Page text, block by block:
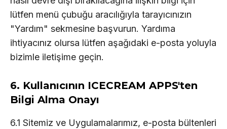
lütfen menü çubuğu aracılığıyla tarayıcınızın
"Yardım" sekmesine başvurun. Yardıma
ihtiyacınız olursa lütfen aşağıdaki e-posta yoluyla
bizimle iletişime geçin.
6. Kullanıcının ICECREAM APPS'ten
Bilgi Alma Onayı
6.1 Sitemiz ve Uygulamalarımız, e-posta bültenleri